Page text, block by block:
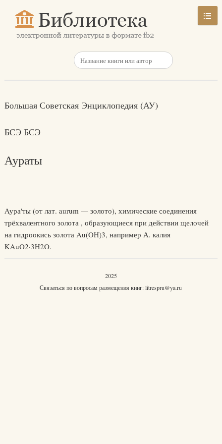
Большая Советская Энциклопедия (АУ)
БСЭ БСЭ
Аураты
Аура'ты (от лат. aurum — золото), химические соединения
трёхвалентного золота , образующиеся при действии щелочей
на гидроокись золота Au(OH)3, например А. калия
KAuO2·3H2O.
2025
Связаться по вопросам размещения книг:litrespru@ya.ru